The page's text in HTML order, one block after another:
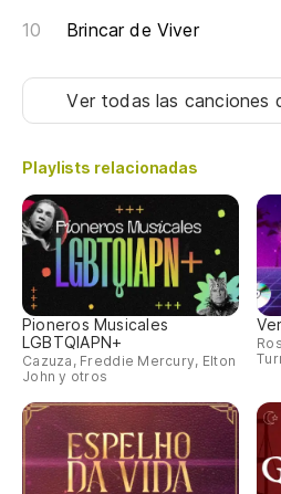
Brincar de Viver
Ver todas las canciones
Playlists relacionadas
Pioneros Musicales
LGBTQIAPN+
Cazuza, Freddie Mercury, Elton
John y otros